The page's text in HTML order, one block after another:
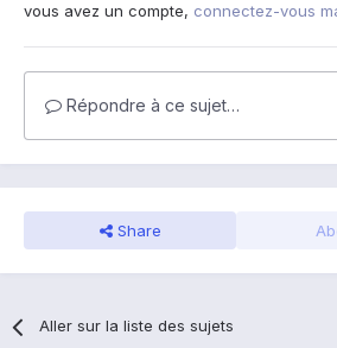
vous avez un compte, connectez-vous
Répondre à ce sujet…
Share
Aller sur la liste des sujets